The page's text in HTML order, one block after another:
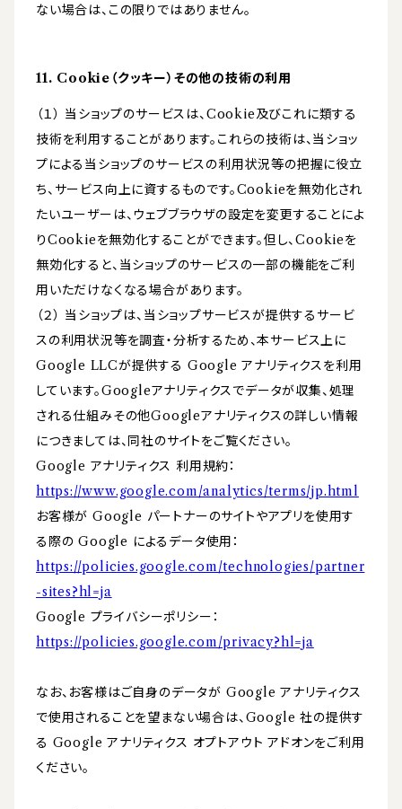
ない場合は、この限りではありません。
11. Cookie（クッキー）その他の技術の利用
（１） 当ショップのサービスは、Cookie及びこれに類する
技術を利用することがあります。これらの技術は、当ショッ
プによる当ショップのサービスの利用状況等の把握に役立
ち、サービス向上に資するものです。Cookieを無効化され
たいユーザーは、ウェブブラウザの設定を変更することによ
りCookieを無効化することができます。但し、Cookieを
無効化すると、当ショップのサービスの一部の機能をご利
用いただけなくなる場合があります。
（２） 当ショップは、当ショップサービスが提供するサービ
スの利用状況等を調査・分析するため、本サービス上に
Google LLCが提供する Google アナリティクスを利用
しています。Googleアナリティクスでデータが収集、処理
される仕組みその他Googleアナリティクスの詳しい情報
につきましては、同社のサイトをご覧ください。
Google アナリティクス 利用規約：
https://www.google.com/analytics/terms/jp.html
お客様が Google パートナーのサイトやアプリを使用す
る際の Google によるデータ使用：
https://policies.google.com/technologies/partner
-sites?hl=ja
Google プライバシーポリシー：
https://policies.google.com/privacy?hl=ja
なお、お客様はご自身のデータが Google アナリティクス
で使用されることを望まない場合は、Google 社の提供す
る Google アナリティクス オプトアウト アドオンをご利用
ください。